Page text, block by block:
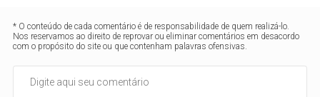
* O conteúdo de cada comentário é de responsabilidade de quem realizá-lo.
Nos reservamos ao direito de reprovar ou eliminar comentários em desacordo
com o propósito do site ou que contenham palavras ofensivas.